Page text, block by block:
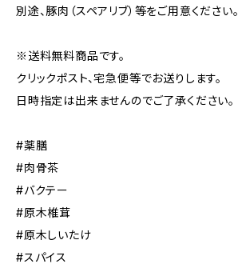
別途、豚肉（スペアリブ）等をご用意ください。
※送料無料商品です。
クリックポスト、宅急便等でお送りします。
日時指定は出来ませんのでご了承ください。
#薬膳
#肉骨茶
#バクテー
#原木椎茸
#原木しいたけ
#スパイス